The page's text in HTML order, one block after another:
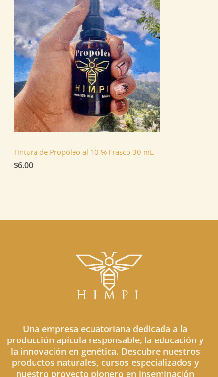
Tintura de Propóleo al 10 % Frasco 30 mL
$6.00
Una empresa ecuatoriana dedicada a la
producción apícola responsable, la educación y
la innovación en genética. Descubre nuestros
productos naturales, cursos especializados y
nuestro proyecto pionero en inseminación